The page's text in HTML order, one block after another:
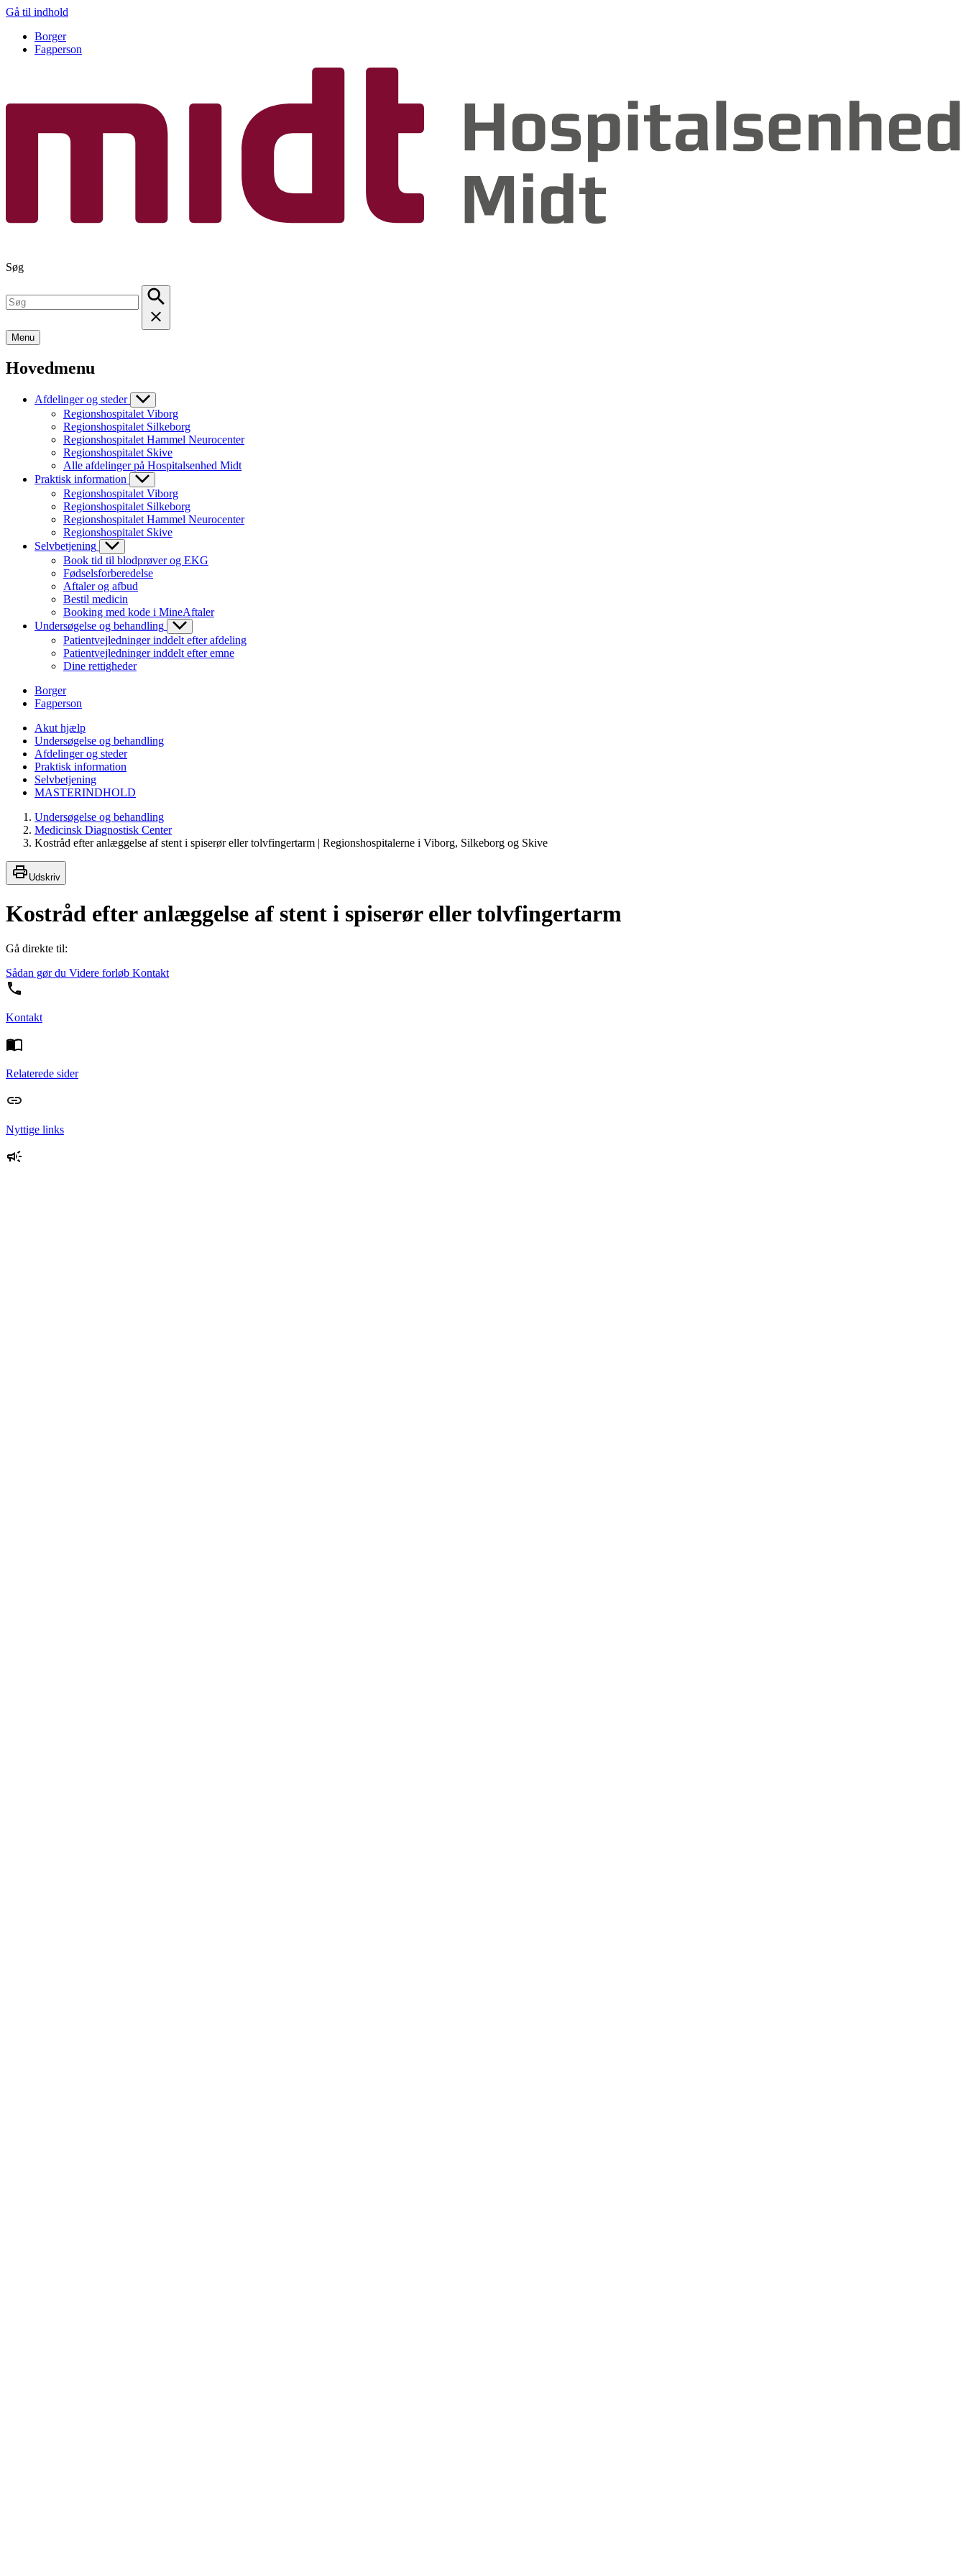
Gå til indhold
Borger
Fagperson
Søg
Menu
Hovedmenu
Afdelinger og steder
Regionshospitalet Viborg
Regionshospitalet Silkeborg
Regionshospitalet Hammel Neurocenter
Regionshospitalet Skive
Alle afdelinger på Hospitalsenhed Midt
Praktisk information
Regionshospitalet Viborg
Regionshospitalet Silkeborg
Regionshospitalet Hammel Neurocenter
Regionshospitalet Skive
Selvbetjening
Book tid til blodprøver og EKG
Fødselsforberedelse
Aftaler og afbud
Bestil medicin
Booking med kode i MineAftaler
Undersøgelse og behandling
Patientvejledninger inddelt efter afdeling
Patientvejledninger inddelt efter emne
Dine rettigheder
Borger
Fagperson
Akut hjælp
Undersøgelse og behandling
Afdelinger og steder
Praktisk information
Selvbetjening
MASTERINDHOLD
Undersøgelse og behandling
Medicinsk Diagnostisk Center
Kostråd efter anlæggelse af stent i spiserør eller tolvfingertarm | Regionshospitalerne i Viborg, Silkeborg og Skive
Udskriv
Kostråd efter anlæggelse af stent i spiserør eller tolvfingertarm
Gå direkte til:
Sådan gør du Videre forløb Kontakt
Kontakt
Relaterede sider
Nyttige links